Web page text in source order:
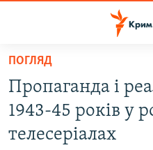
Перейти
основного
матеріалу
до
ВОДА.КРИМ
ВІДЕО ТА ФОТО
ПОГЛЯД
Пропаганда і
1943-45 років у
телесеріалах